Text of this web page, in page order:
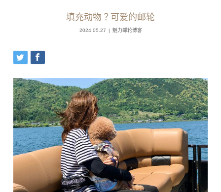
填充动物？可爱的邮轮
2024.05.27 魅力邮轮博客